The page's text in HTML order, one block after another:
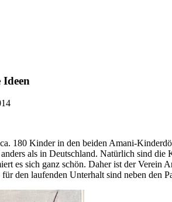
Ideen
ca. 180 Kinder in den beiden Amani-
als in Deutschland. Natürlich sind die
es sich ganz schön. Daher ist der Verein
den laufenden Unterhalt sind neben den